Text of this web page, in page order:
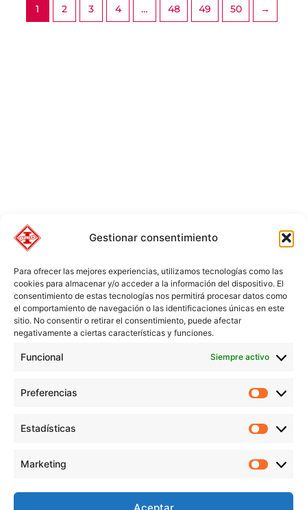
Gestionar consentimiento
Para ofrecer las mejores experiencias, utilizamos tecnologías como las
cookies para almacenar y/o acceder a la información del dispositivo. El
consentimiento de estas tecnologías nos permitirá procesar datos como
el comportamiento de navegación o las identificaciones únicas en este
sitio. No consentir o retirar el consentimiento, puede afectar
negativamente a ciertas características y funciones.
Funcional Siempre activo
Preferencias
Estadísticas
Marketing
Aceptar
1 2 3 4 … 48 49 50 →
derechos reservados |
Política de Privacidad|